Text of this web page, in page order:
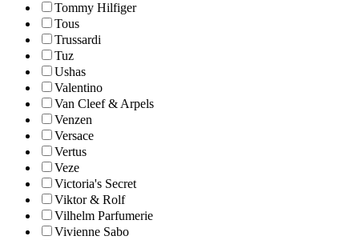
Tommy Hilfiger
Tous
Trussardi
Tuz
Ushas
Valentino
Van Cleef & Arpels
Venzen
Versace
Vertus
Veze
Victoria's Secret
Viktor & Rolf
Vilhelm Parfumerie
Vivienne Sabo